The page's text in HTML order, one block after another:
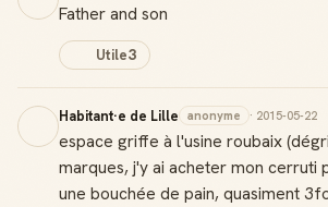
Father and son
Utile3
Habitant·e de Lille anonyme · 2015-05-22
espace griffe à l'usine roubaix
marques, j'y ai acheter mon cerruti
une bouchée de pain, quasiment